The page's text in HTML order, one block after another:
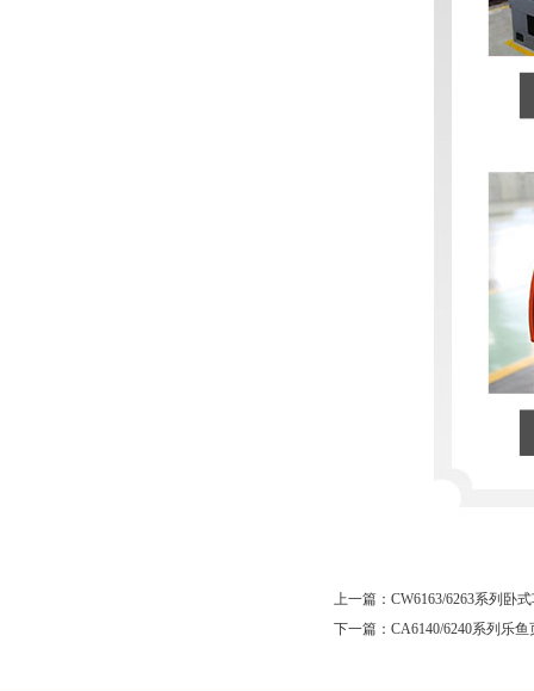
上一篇： CW6163/6263系列卧
下一篇： CA6140/6240系列乐